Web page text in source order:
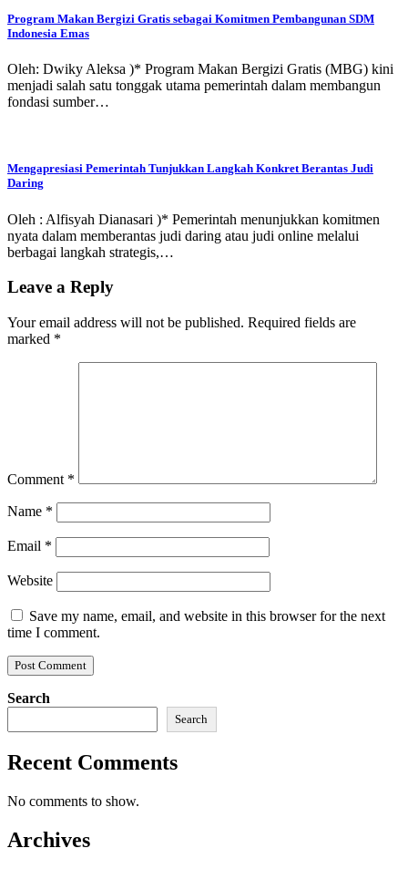
Program Makan Bergizi Gratis sebagai Komitmen Pembangunan SDM
Indonesia Emas
Oleh: Dwiky Aleksa )* Program Makan Bergizi Gratis (MBG) kini
menjadi salah satu tonggak utama pemerintah dalam membangun
fondasi sumber…
Mengapresiasi Pemerintah Tunjukkan Langkah Konkret Berantas Judi
Daring
Oleh : Alfisyah Dianasari )* Pemerintah menunjukkan komitmen
nyata dalam memberantas judi daring atau judi online melalui
berbagai langkah strategis,…
Leave a Reply
Your email address will not be published. Required fields are
marked *
Comment *
Name *
Email *
Website
Save my name, email, and website in this browser for the next
time I comment.
Search
Search
Recent Comments
No comments to show.
Archives